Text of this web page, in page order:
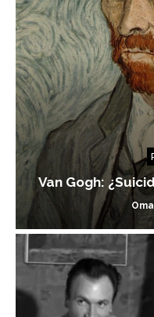
Van Gogh: